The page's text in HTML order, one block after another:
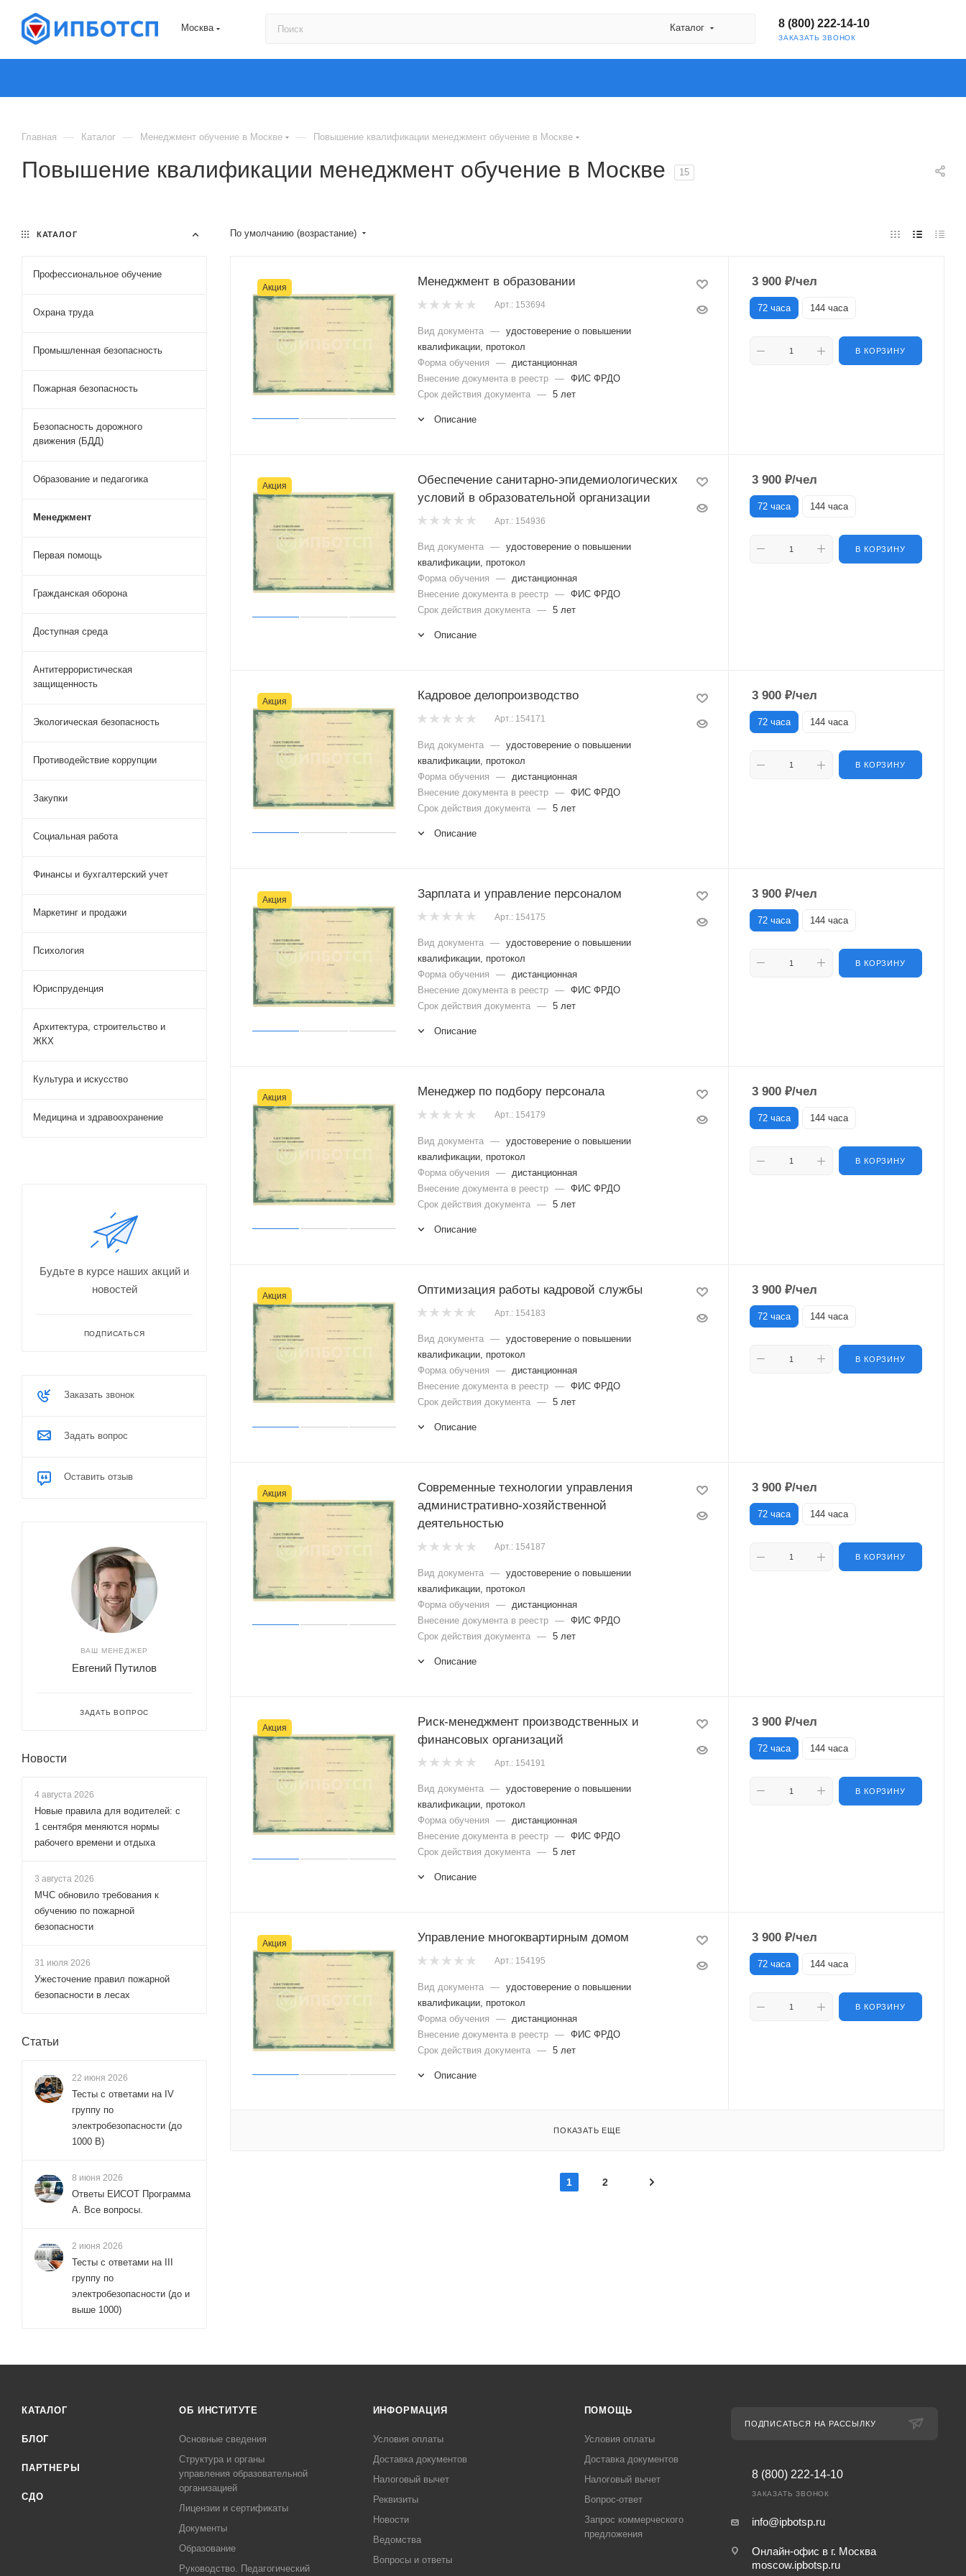
Москва Каталог 8 (800) 222-14-10
ЗАКАЗАТЬ ЗВОНОК
Главная — Каталог — Менеджмент обучение в Москве — Повышение квалификации менеджмент обучение в Москве
Повышение квалификации менеджмент обучение в Москве 15
По умолчанию (возрастание)
Акция Менеджмент в образовании
Арт.: 153694
Вид документа — удостоверение о повышении
квалификации, протокол
Форма обучения
—
дистанционная
Внесение документа в реестр — ФИС ФРДО
Срок действия документа — 5 лет
Описание
3 900 ₽/чел
72 часа 144 часа
В КОРЗИНУ
Акция
Обеспечение санитарно-эпидемиологических
условий в образовательной организации
Арт.: 154936
Вид документа — удостоверение о повышении
квалификации, протокол
Форма обучения
— дистанционная
Внесение документа в реестр — ФИС ФРДО
Срок действия документа — 5 лет
Описание
3 900 ₽/чел
72 часа 144 часа
В КОРЗИНУ
Акция Кадровое делопроизводство
Арт.: 154171
Вид документа — удостоверение о повышении
квалификации, протокол
Форма обучения
—
дистанционная
Внесение документа в реестр — ФИС ФРДО
Срок действия документа — 5 лет
Описание
3 900 ₽/чел
72 часа 144 часа
В КОРЗИНУ
Акция Зарплата и управление персоналом
Арт.: 154175
Вид документа — удостоверение о повышении
квалификации, протокол
Форма обучения
— дистанционная
Внесение документа в реестр — ФИС ФРДО
Срок действия документа — 5 лет
Описание
3 900 ₽/чел
72 часа 144 часа
В КОРЗИНУ
Акция Менеджер по подбору персонала
Арт.: 154179
Вид документа — удостоверение о повышении
квалификации, протокол
Форма обучения
—
дистанционная
Внесение документа в реестр — ФИС ФРДО
Срок действия документа — 5 лет
Описание
3 900 ₽/чел
72 часа 144 часа
В КОРЗИНУ
Акция Оптимизация работы кадровой службы
Арт.: 154183
Вид документа — удостоверение о повышении
квалификации, протокол
Форма обучения
— дистанционная
Внесение документа в реестр — ФИС ФРДО
Срок действия документа — 5 лет
Описание
3 900 ₽/чел
72 часа 144 часа
В КОРЗИНУ
Акция
Современные технологии управления
административно-хозяйственной
деятельностью
Арт.: 154187
Вид документа — удостоверение о повышении
квалификации, протокол
Форма обучения
—
дистанционная
Внесение документа в реестр — ФИС ФРДО
Срок действия документа — 5 лет
Описание
3 900 ₽/чел
72 часа 144 часа
В КОРЗИНУ
Акция
Риск-менеджмент производственных и
финансовых организаций
Арт.: 154191
Вид документа — удостоверение о повышении
квалификации, протокол
Форма обучения
— дистанционная
Внесение документа в реестр — ФИС ФРДО
Срок действия документа — 5 лет
Описание
3 900 ₽/чел
72 часа 144 часа
В КОРЗИНУ
Акция Управление многоквартирным домом
Арт.: 154195
Вид документа — удостоверение о повышении
квалификации, протокол
Форма обучения
—
дистанционная
Внесение документа в реестр — ФИС ФРДО
Срок действия документа — 5 лет
Описание
3 900 ₽/чел
72 часа 144 часа
В КОРЗИНУ
ПОКАЗАТЬ ЕЩЕ
1 2
КАТАЛОГ
Профессиональное обучение
Охрана труда
Промышленная безопасность
Пожарная безопасность
Безопасность дорожного
движения (БДД)
Образование и педагогика
Менеджмент
Первая помощь
Гражданская оборона
Доступная среда
Антитеррористическая
защищенность
Экологическая безопасность
Противодействие коррупции
Закупки
Социальная работа
Финансы и бухгалтерский учет
Маркетинг и продажи
Психология
Юриспруденция
Архитектура, строительство и
ЖКХ
Культура и искусство
Медицина и здравоохранение
Будьте в курсе наших акций и
новостей
ПОДПИСАТЬСЯ
Заказать звонок
Задать вопрос
Оставить отзыв
ВАШ МЕНЕДЖЕР
Евгений Путилов
ЗАДАТЬ ВОПРОС
Новости
4 августа 2026
Новые правила для водителей: с
1 сентября меняются нормы
рабочего времени и отдыха
3 августа 2026
МЧС обновило требования к
обучению по пожарной
безопасности
31 июля 2026
Ужесточение правил пожарной
безопасности в лесах
Статьи
22 июня 2026
Тесты с ответами на IV
группу по
электробезопасности (до
1000 В)
8 июня 2026
Ответы ЕИСОТ Программа
А. Все вопросы.
2 июня 2026
Тесты с ответами на III
группу по
электробезопасности (до и
выше 1000)
КАТАЛОГ
БЛОГ
ПАРТНЕРЫ
СДО
ОБ ИНСТИТУТЕ
Основные сведения
Структура и органы
управления образовательной
организацией
Лицензии и сертификаты
Документы
Образование
Руководство. Педагогический
ИНФОРМАЦИЯ
Условия оплаты
Доставка документов
Налоговый вычет
Реквизиты
Новости
Ведомства
Вопросы и ответы
ПОМОЩЬ
Условия оплаты
Доставка документов
Налоговый вычет
Вопрос-ответ
Запрос коммерческого
предложения
ПОДПИСАТЬСЯ НА РАССЫЛКУ
8 (800) 222-14-10
ЗАКАЗАТЬ ЗВОНОК
info@ipbotsp.ru
Онлайн-офис в г. Москва
moscow.ipbotsp.ru